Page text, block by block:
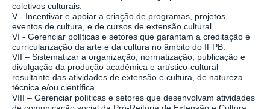
coletivos culturais.
V - Incentivar e apoiar a criação de programas, projetos,
eventos de cultura, e de cursos de extensão cultural.
VI - Gerenciar políticas e setores que garantam a creditação e
curricularização da arte e da cultura no âmbito do IFPB.
VII – Sistematizar a organização, normatização, publicação e
divulgação da produção acadêmica e artístico-cultural
resultante das atividades de extensão e cultura, de natureza
técnica e/ou científica.
VIII – Gerenciar políticas e setores que desenvolvam atividades